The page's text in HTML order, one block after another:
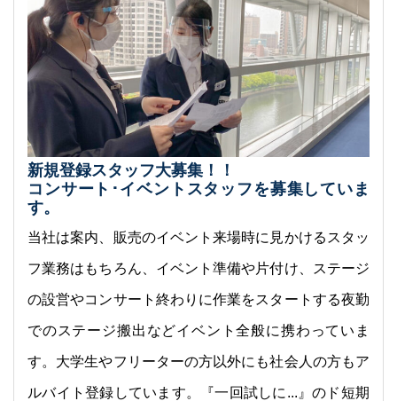
新規登録スタッフ大募集！！
コンサート･イベントスタッフを募集していま
す。
当社は案内、販売のイベント来場時に見かけるスタッ
フ業務はもちろん、イベント準備や片付け、ステージ
の設営やコンサート終わりに作業をスタートする夜勤
でのステージ搬出などイベント全般に携わっていま
す。大学生やフリーターの方以外にも社会人の方もア
ルバイト登録しています。『一回試しに...』のド短期